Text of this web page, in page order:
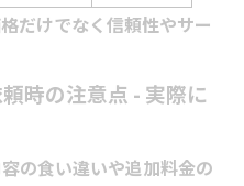
だけでなく信頼性やサー
時の注意点 - 実際に
の食い違いや追加料金の